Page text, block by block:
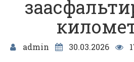
admin 30.03.2026